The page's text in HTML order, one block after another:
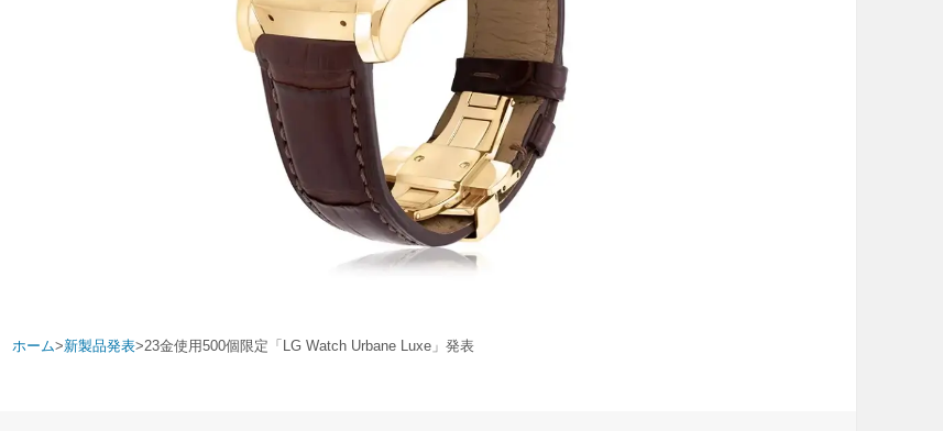
ホーム>新製品発表>23金使用500個限定「LG Watch Urbane Luxe」発表